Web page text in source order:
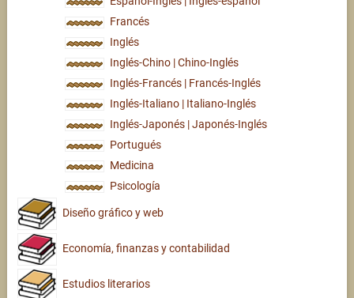
Francés
Inglés
Inglés-Chino | Chino-Inglés
Inglés-Francés | Francés-Inglés
Inglés-Italiano | Italiano-Inglés
Inglés-Japonés | Japonés-Inglés
Portugués
Medicina
Psicología
Diseño gráfico y web
Economía, finanzas y contabilidad
Estudios literarios